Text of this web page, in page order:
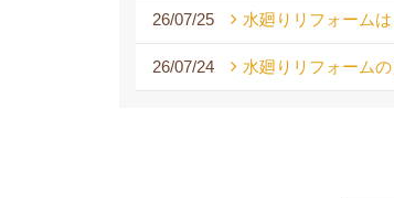
26/07/25 水廻りリフォーム
26/07/24 水廻りリフォーム